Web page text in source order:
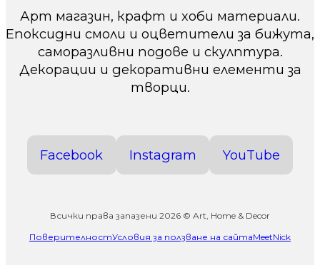
Арт магазин, крафт и хоби материали.
Епоксидни смоли и оцветители за бижута,
саморазливни подове и скулптура.
Декорации и декоративни елементи за
творци.
Facebook Instagram YouTube
Всички права запазени 2026 © Art, Home & Decor
ПоверителностУсловия за ползване на сайтаMeetNick